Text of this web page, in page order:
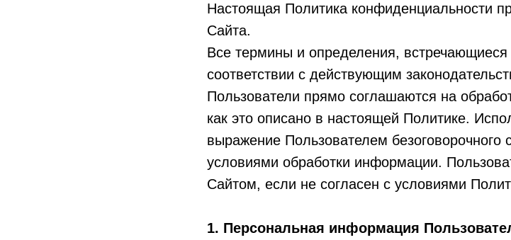
Настоящая Политика конфиденциальности
Сайта.
Все термины и определения, встречающиеся
соответствии с действующим
Пользователи прямо соглашаются на
как это описано в настоящей Политике.
выражение Пользователем безоговорочного
условиями обработки информации.
Сайтом, если не согласен с условиями
1. Персональная информация